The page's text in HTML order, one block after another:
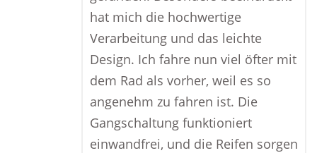
hat mich die hochwertige
Verarbeitung und das leichte
Design. Ich fahre nun viel öfter mit
dem Rad als vorher, weil es so
angenehm zu fahren ist. Die
Gangschaltung funktioniert
einwandfrei, und die Reifen sorgen